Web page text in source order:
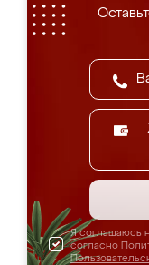
Я соглашаюсь
согласно